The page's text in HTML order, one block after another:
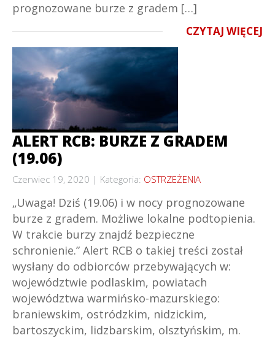
prognozowane burze z gradem […]
CZYTAJ WIĘCEJ
ALERT RCB: BURZE Z GRADEM
(19.06)
Czerwiec 19, 2020 Kategoria: OSTRZEŻENIA
„Uwaga! Dziś (19.06) i w nocy prognozowane
burze z gradem. Możliwe lokalne podtopienia.
W trakcie burzy znajdź bezpieczne
schronienie.” Alert RCB o takiej treści został
wysłany do odbiorców przebywających w:
województwie podlaskim, powiatach
województwa warmińsko-mazurskiego:
braniewskim, ostródzkim, nidzickim,
bartoszyckim, lidzbarskim, olsztyńskim, m.